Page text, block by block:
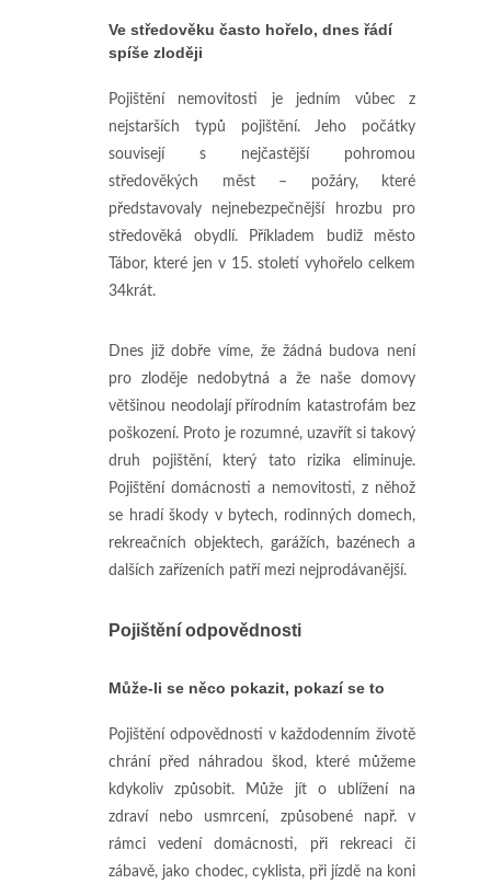
Ve středověku často hořelo, dnes řádí
spíše zloději
Pojištění nemovitosti je jedním vůbec z
nejstarších typů pojištění. Jeho počátky
souvisejí s nejčastější pohromou
středověkých měst – požáry, které
představovaly nejnebezpečnější hrozbu pro
středověká obydlí. Příkladem budiž město
Tábor, které jen v 15. století vyhořelo celkem
34krát.
Dnes již dobře víme, že žádná budova není
pro zloděje nedobytná a že naše domovy
většinou neodolají přírodním katastrofám bez
poškození. Proto je rozumné, uzavřít si takový
druh pojištění, který tato rizika eliminuje.
Pojištění domácnosti a nemovitosti, z něhož
se hradí škody v bytech, rodinných domech,
rekreačních objektech, garážích, bazénech a
dalších zařízeních patří mezi nejprodávanější.
Pojištění odpovědnosti
Může-li se něco pokazit, pokazí se to
Pojištění odpovědnosti v každodenním životě
chrání před náhradou škod, které můžeme
kdykoliv způsobit. Může jít o ublížení na
zdraví nebo usmrcení, způsobené např. v
rámci vedení domácnosti, při rekreaci či
zábavě, jako chodec, cyklista, při jízdě na koni